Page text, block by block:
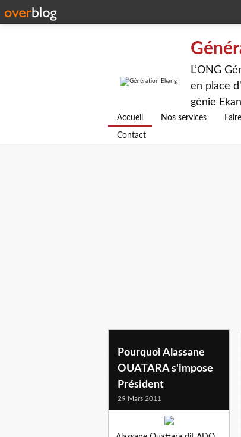
L’ONG
en place
génie
avenirs.
Accueil Nos services
Contact
Pourquoi Alassane
OUATARA s'impose
Président
29 Mars 2011